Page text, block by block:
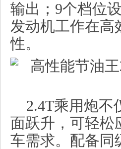
输出；9个档位
发动机工作在高
性。
2.4T乘用炮不
面跃升，可轻松
车需求。配备同